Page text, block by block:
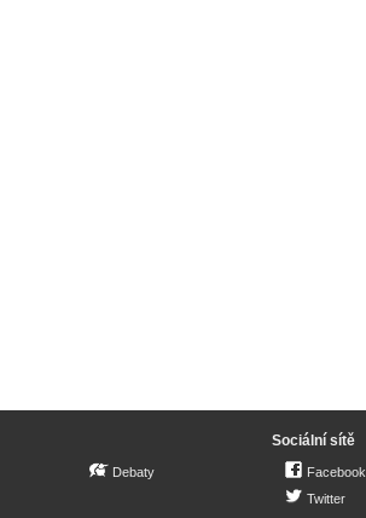
Debaty
Sociální sítě
Facebook
Twitter